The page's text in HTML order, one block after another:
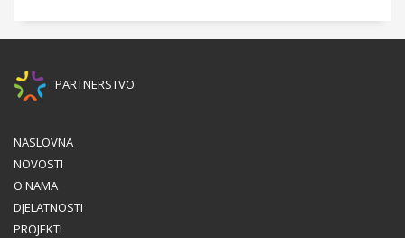
PARTNERSTVO
NASLOVNA
NOVOSTI
O NAMA
DJELATNOSTI
PROJEKTI